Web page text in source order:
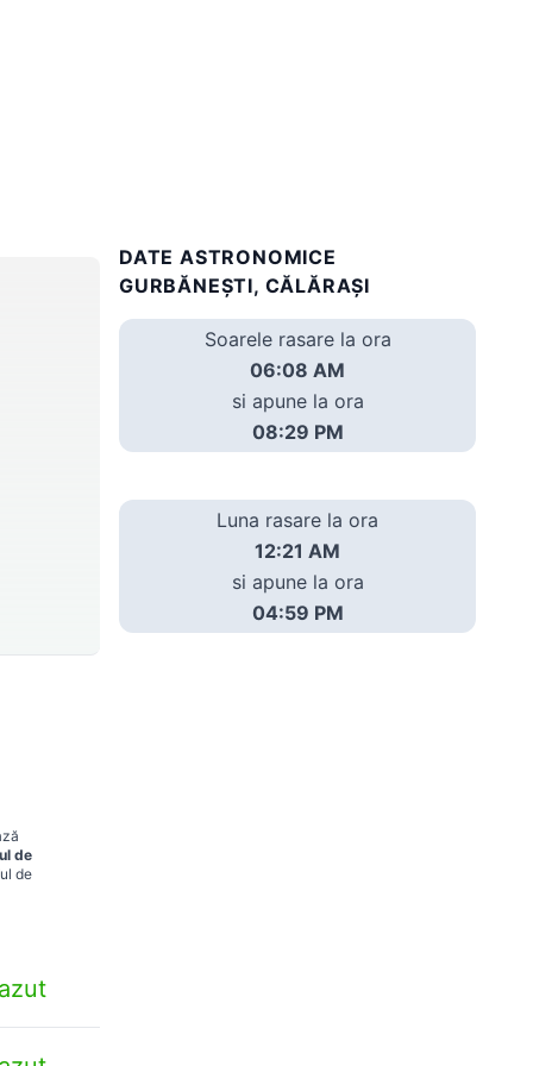
de
de
DATE ASTRONOMICE
GURBĂNEŞTI, CĂLĂRAȘI
Soarele rasare la ora
06:08 AM
si apune la ora
08:29 PM
Luna rasare la ora
12:21 AM
si apune la ora
04:59 PM